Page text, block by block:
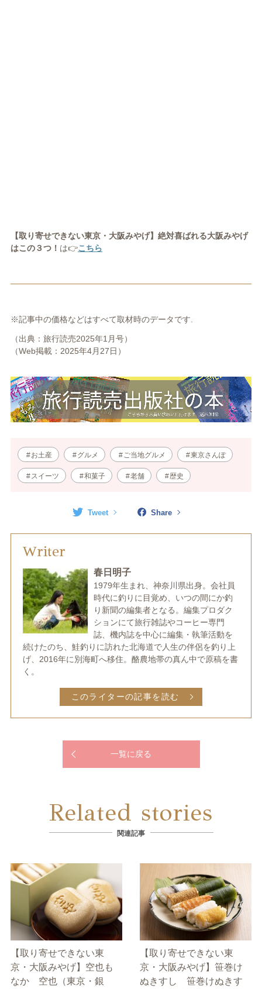
【取り寄せできない東京・大阪みやげ】絶対喜ばれる大阪みやげ
はこの３つ！ は👉こちら
※記事中の価格などはすべて取材時のデータです.
（出典：旅行読売2025年1月号）
（Web掲載：2025年4月27日）
お土産 グルメ ご当地グルメ 東京さんぽ
スイーツ 和菓子 老舗 歴史
Tweet Share
Writer
春日明子
1979年生まれ、神奈川県出身。会社員
時代に釣りに目覚め、いつの間にか釣
り新聞の編集者となる。編集プロダク
ションにて旅行雑誌やコーヒー専門
誌、機内誌を中心に編集・執筆活動を
続けたのち、鮭釣りに訪れた北海道で人生の伴侶を釣り上
げ、2016年に別海町へ移住。酪農地帯の真ん中で原稿を書
く。
このライターの記事を読む
一覧に戻る
Related stories
関連記事
【取り寄せできない東
京・大阪みやげ】空也も
なか 空也（東京・銀
【取り寄せできない東
京・大阪みやげ】笹巻け
ぬきすし 笹巻けぬきす